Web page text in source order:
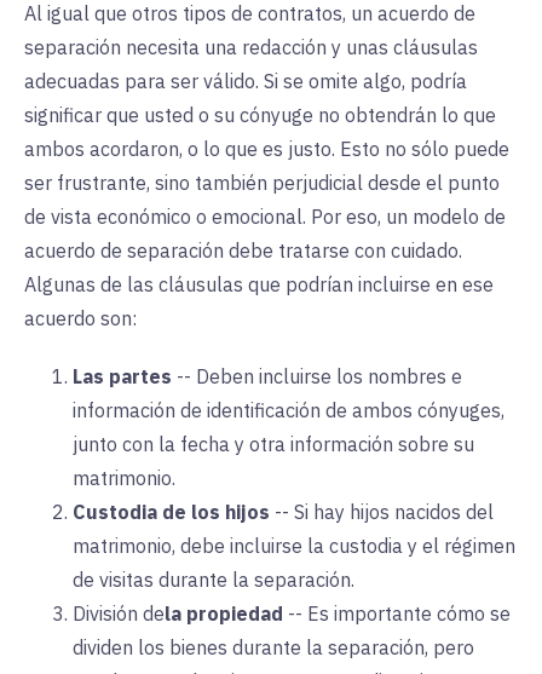
Al igual que otros tipos de contratos, un acuerdo de
separación necesita una redacción y unas cláusulas
adecuadas para ser válido. Si se omite algo, podría
significar que usted o su cónyuge no obtendrán lo que
ambos acordaron, o lo que es justo. Esto no sólo puede
ser frustrante, sino también perjudicial desde el punto
de vista económico o emocional. Por eso, un modelo de
acuerdo de separación debe tratarse con cuidado.
Algunas de las cláusulas que podrían incluirse en ese
acuerdo son:
Las partes -- Deben incluirse los nombres e
información de identificación de ambos cónyuges,
junto con la fecha y otra información sobre su
matrimonio.
Custodia de los hijos -- Si hay hijos nacidos del
matrimonio, debe incluirse la custodia y el régimen
de visitas durante la separación.
División dela propiedad -- Es importante cómo se
dividen los bienes durante la separación, pero